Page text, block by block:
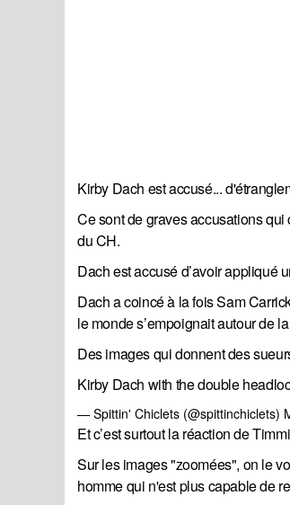
Kirby Dach est accusé...
Ce sont de graves accusations
du CH.
Dach est accusé d’avoir appliqué
Dach a coincé à la fois Sam
le monde s’empoignait autour de
Des images qui donnent des
Kirby Dach with the double
— Spittin' Chiclets (@spittinchiclets)
Et c’est surtout la réaction de
Sur les images "zoomées", on le
homme qui n'est plus capable de